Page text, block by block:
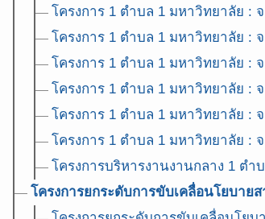
โครงการ 1 ตำบล 1 มหาวิทยาลัย :
โครงการ 1 ตำบล 1 มหาวิทยาลัย :
โครงการ 1 ตำบล 1 มหาวิทยาลัย :
โครงการ 1 ตำบล 1 มหาวิทยาลัย :
โครงการ 1 ตำบล 1 มหาวิทยาลัย :
โครงการ 1 ตำบล 1 มหาวิทยาลัย :
โครงการบริหารงานงานกลาง 1 ตำ
โครงการยกระดับการขับเคลื่อนโยบาย